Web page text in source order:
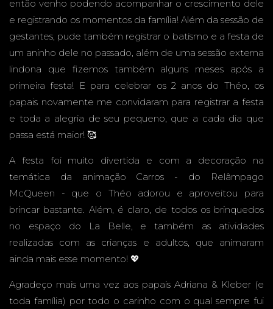
FESTAS
&
EVENT
OS -
então venho podendo acompanhar o crescimento dele
e registrando os momentos da família! Além da sessão de
gestantes, pude também registrar o batismo e a festa de
um aninho dele no passado, além de uma sessão externa
lindona que fizemos também alguns meses após a
primeira festa! E para celebrar os 2 anos do Théo, os
papais novamente me convidaram para registrar a festa
e toda a alegria de seu pequeno, que a cada dia que
passa está maior! 🥰
A festa foi muito divertida e com a decoração na
temática da animação Carros - do Relâmpago
McQueen - que o Théo adorou e aproveitou para
brincar bastante. Além, é claro, de todos os brinquedos
no espaço do La Belle, e também as atividades
realizadas com as crianças e adultos, que animaram
ainda mais esse momento! 💖
Agradeço mais uma vez aos papais Adriana & Kleber (e
toda família) por todo o carinho com o qual sempre fui